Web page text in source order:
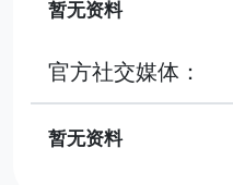
暂无资料
官方社交媒体：
暂无资料